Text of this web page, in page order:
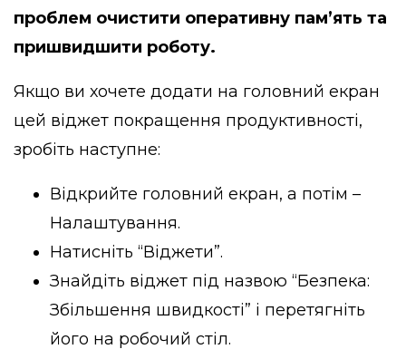
проблем очистити оперативну пам’ять та
пришвидшити роботу.
Якщо ви хочете додати на головний екран
цей віджет покращення продуктивності,
зробіть наступне:
Відкрийте головний екран, а потім –
Налаштування.
Натисніть “Віджети”.
Знайдіть віджет під назвою “Безпека:
Збільшення швидкості” і перетягніть
його на робочий стіл.